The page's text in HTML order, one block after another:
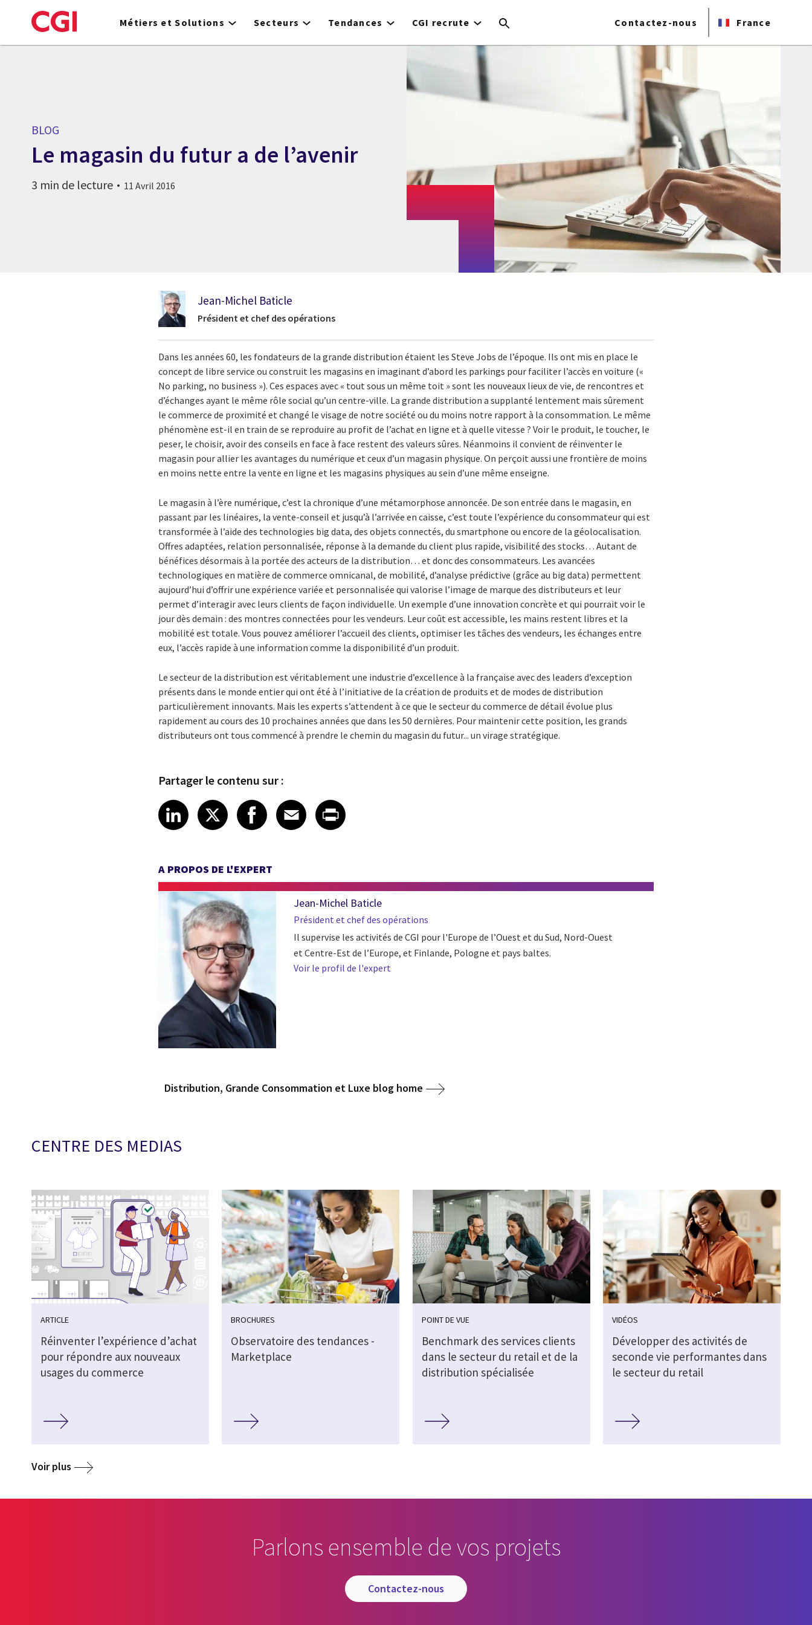
to
Métiers et Solutions Secteurs Tendances CGI recrute Contactez-nous France
BLOG
Le magasin du futur a de l’avenir
3 min de lecture 11 Avril 2016
Jean-Michel Baticle
Président et chef des opérations
Dans les années 60, les fondateurs de la grande distribution étaient les Steve Jobs de l’époque. Ils ont mis en place le
concept de libre service ou construit les magasins en imaginant d’abord les parkings pour faciliter l’accès en voiture («
No parking, no business »). Ces espaces avec « tout sous un même toit » sont les nouveaux lieux de vie, de rencontres et
d’échanges ayant le même rôle social qu’un centre-ville. La grande distribution a supplanté lentement mais sûrement
le commerce de proximité et changé le visage de notre société ou du moins notre rapport à la consommation. Le même
phénomène est-il en train de se reproduire au profit de l’achat en ligne et à quelle vitesse ? Voir le produit, le toucher, le
peser, le choisir, avoir des conseils en face à face restent des valeurs sûres. Néanmoins il convient de réinventer le
magasin pour allier les avantages du numérique et ceux d’un magasin physique. On perçoit aussi une frontière de moins
en moins nette entre la vente en ligne et les magasins physiques au sein d’une même enseigne.
Le magasin à l’ère numérique, c’est la chronique d’une métamorphose annoncée. De son entrée dans le magasin, en
passant par les linéaires, la vente-conseil et jusqu’à l’arrivée en caisse, c’est toute l’expérience du consommateur qui est
transformée à l’aide des technologies big data, des objets connectés, du smartphone ou encore de la géolocalisation.
Offres adaptées, relation personnalisée, réponse à la demande du client plus rapide, visibilité des stocks… Autant de
bénéfices désormais à la portée des acteurs de la distribution… et donc des consommateurs. Les avancées
technologiques en matière de commerce omnicanal, de mobilité, d’analyse prédictive (grâce au big data) permettent
aujourd’hui d’offrir une expérience variée et personnalisée qui valorise l’image de marque des distributeurs et leur
permet d’interagir avec leurs clients de façon individuelle. Un exemple d’une innovation concrète et qui pourrait voir le
jour dès demain : des montres connectées pour les vendeurs. Leur coût est accessible, les mains restent libres et la
mobilité est totale. Vous pouvez améliorer l’accueil des clients, optimiser les tâches des vendeurs, les échanges entre
eux, l’accès rapide à une information comme la disponibilité d’un produit.
Le secteur de la distribution est véritablement une industrie d’excellence à la française avec des leaders d’exception
présents dans le monde entier qui ont été à l’initiative de la création de produits et de modes de distribution
particulièrement innovants. Mais les experts s’attendent à ce que le secteur du commerce de détail évolue plus
rapidement au cours des 10 prochaines années que dans les 50 dernières. Pour maintenir cette position, les grands
distributeurs ont tous commencé à prendre le chemin du magasin du futur... un virage stratégique.
Partager le contenu sur :
Share article on LinkedIn
LinkedIn
Share article on X
XShare article on Facebook
Facebook
Share article on Email
Email
Share article on Print
A PROPOS DE L'EXPERT
Jean-Michel Baticle
Président et chef des opérations
Il supervise les activités de CGI pour l'Europe de l’Ouest et du Sud, Nord-Ouest
et Centre-Est de l’Europe, et Finlande, Pologne et pays baltes.
Voir le profil de l'expert
Distribution, Grande Consommation et Luxe blog home
CENTRE DES MEDIAS
ARTICLE
Réinventer l’expérience d’achat
pour répondre aux nouveaux
usages du commerce
BROCHURES
Observatoire des tendances -
Marketplace
POINT DE VUE
Benchmark des services clients
dans le secteur du retail et de la
distribution spécialisée
VIDÉOS
Développer des activités de
seconde vie performantes dans
le secteur du retail
Voir plus
Parlons ensemble de vos projets
contactez-nous